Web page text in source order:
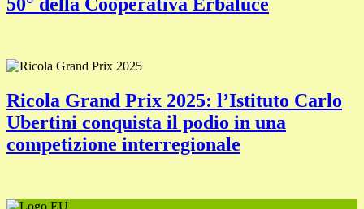
Ricola Grand Prix 2025: l’Istituto Carlo
Ubertini conquista il podio in una
competizione interregionale